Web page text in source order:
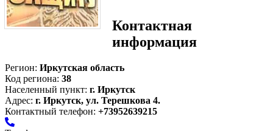
Контактная
информация
Регион: Иркутская область
Код региона: 38
Населенный пункт: г. Иркутск
Адрес: г. Иркутск, ул. Терешкова 4.
Контактный телефон: +73952639215